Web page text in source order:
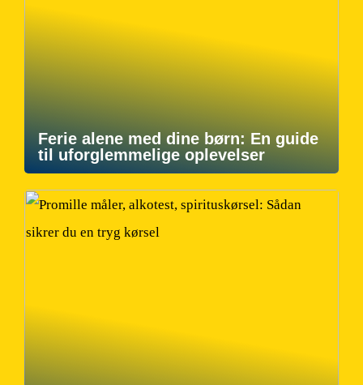
Ferie alene med dine børn: En guide
til uforglemmelige oplevelser